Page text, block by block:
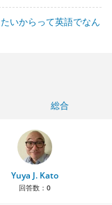
いからって英語でなん
総合
Yuya J. Kato
回答数： 0